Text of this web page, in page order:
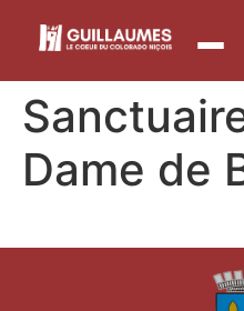
principal
Dame de